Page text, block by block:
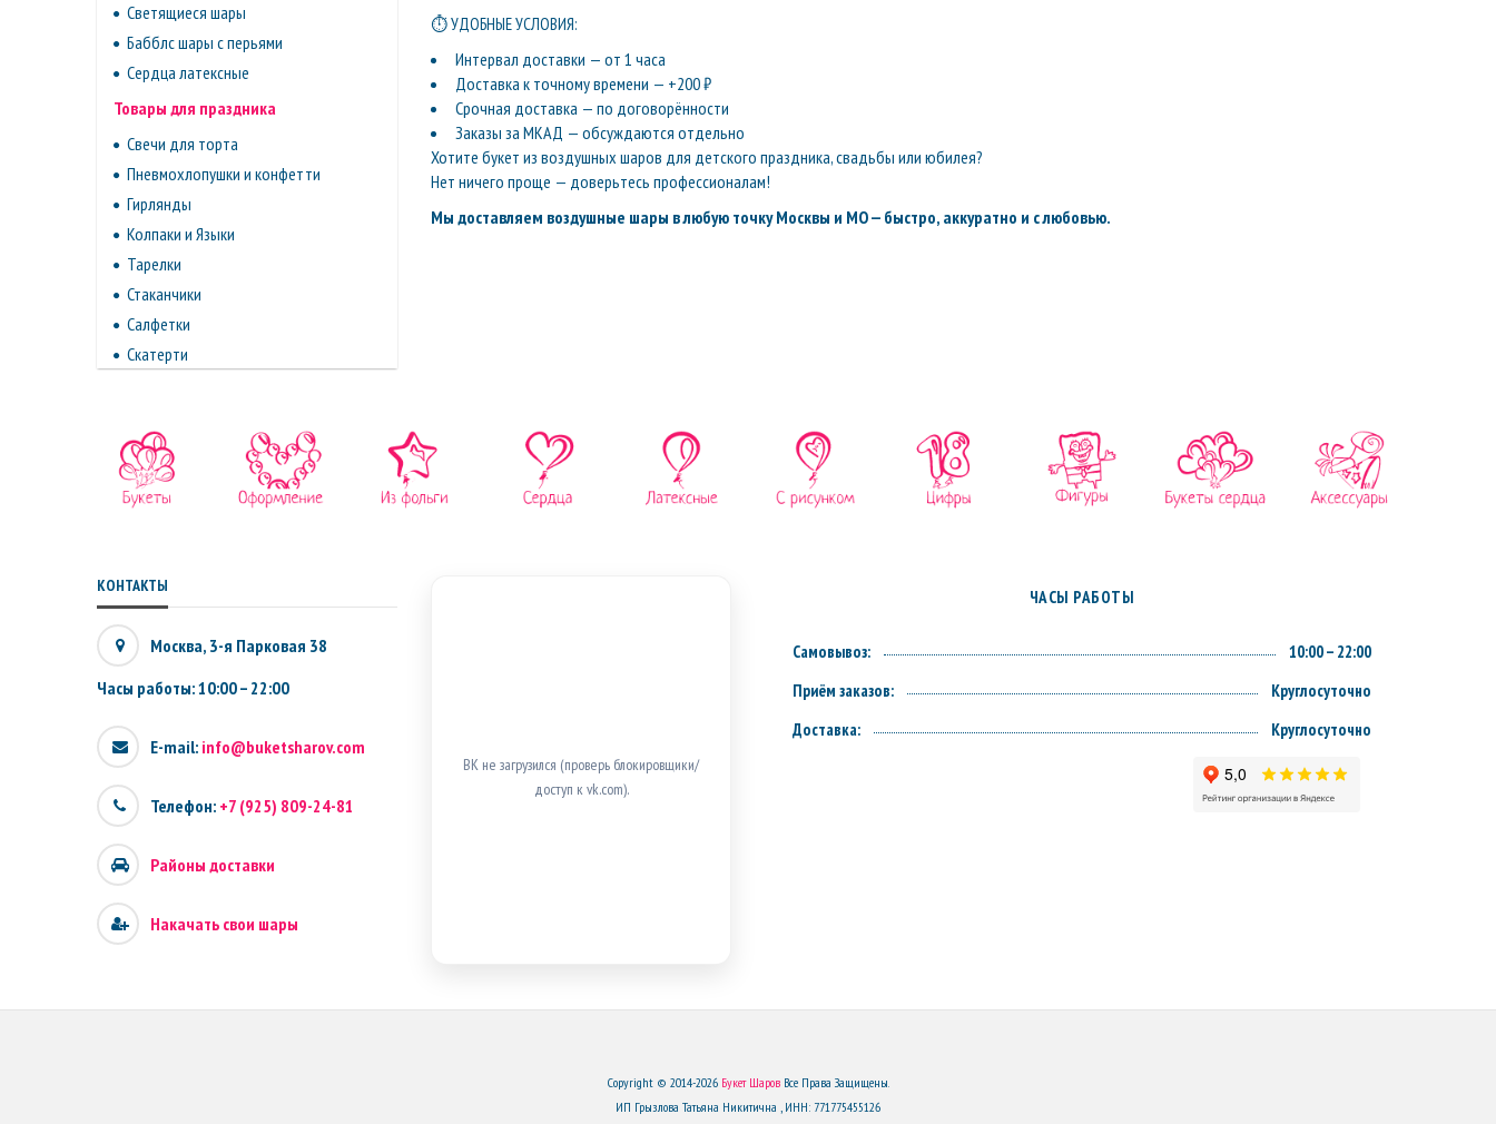
Светящиеся шары
Бабблс шары с перьями
Сердца латексные
Товары для праздника
Свечи для торта
Пневмохлопушки и конфетти
Гирлянды
Колпаки и Языки
Тарелки
Стаканчики
Салфетки
Скатерти
⏱ УДОБНЫЕ УСЛОВИЯ:
Интервал доставки — от 1 часа
Доставка к точному времени — +200 ₽
Срочная доставка — по договорённости
Заказы за МКАД — обсуждаются отдельно
Хотите букет из воздушных шаров для детского праздника, свадьбы или юбилея?
Нет ничего проще — доверьтесь профессионалам!
Мы доставляем воздушные шары в любую точку Москвы и МО — быстро, аккуратно и с любовью.
КОНТАКТЫ
Москва, 3-я Парковая 38
Часы работы: 10:00 – 22:00
E-mail: info@buketsharov.com
Телефон: +7 (925) 809-24-81
Районы доставки
Накачать свои шары
ВК не загрузился (проверь блокировщики/
доступ к vk.com).
ЧАСЫ РАБОТЫ
Самовывоз:
10:00 – 22:00
Приём заказов:
Круглосуточно
Доставка:
Круглосуточно
Copyright © 2014-2026 Букет ШаровВсе Права Защищены.
ИП Грызлова Татьяна Никитична , ИНН: 771775455126